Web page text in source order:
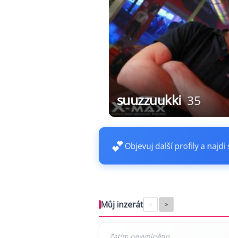
suuzzuukki 35
💕Objevuj další profily a najdi
Můj inzerát < >